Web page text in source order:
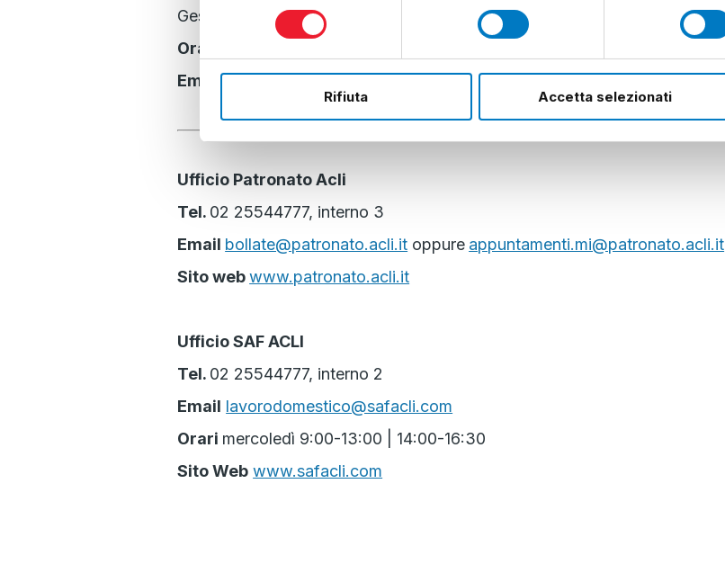
consenso
Rifiuta Accetta selezionati
Gestione completa della contabilità
Partita IVA
Orari
Email areacontabile@cafaclimilano.it
Ufficio Patronato Acli
Tel. 02 25544777, interno 3
Email bollate@patronato.acli.it oppure appuntamenti.mi@patronato.acli.it
Sito webwww.patronato.acli.it
Ufficio SAF ACLI
Tel. 02 25544777, interno 2
Email lavorodomestico@safacli.com
Orari mercoledì 9:00-13:00 | 14:00-16:30
Sito Web www.safacli.com